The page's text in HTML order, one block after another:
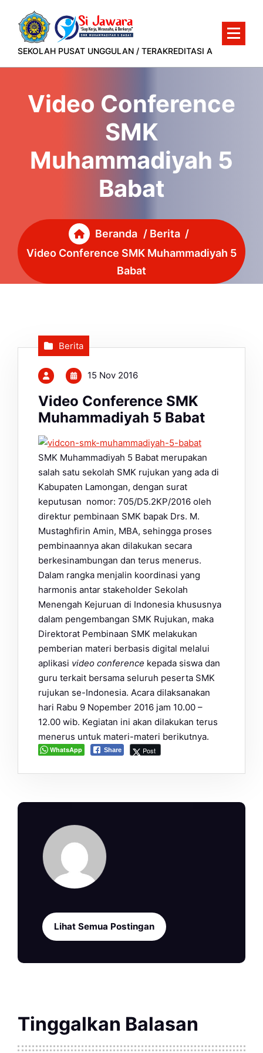
konten
SEKOLAH PUSAT UNGGULAN / TERAKREDITASI A
Video Conference
SMK
Muhammadiyah 5
Babat
Beranda / Berita/
Video Conference SMK Muhammadiyah 5
Babat
Berita
15 Nov 2016
Video Conference SMK
Muhammadiyah 5 Babat
SMK Muhammadiyah 5 Babat merupakan
salah satu sekolah SMK rujukan yang ada di
Kabupaten Lamongan, dengan surat
keputusan nomor: 705/D5.2KP/2016 oleh
direktur pembinaan SMK bapak Drs. M.
Mustaghfirin Amin, MBA, sehingga proses
pembinaannya akan dilakukan secara
berkesinambungan dan terus menerus.
Dalam rangka menjalin koordinasi yang
harmonis antar stakeholder Sekolah
Menengah Kejuruan di Indonesia khususnya
dalam pengembangan SMK Rujukan, maka
Direktorat Pembinaan SMK melakukan
pemberian materi berbasis digital melalui
aplikasi video conference kepada siswa dan
guru terkait bersama seluruh peserta SMK
rujukan se-Indonesia. Acara dilaksanakan
hari Rabu 9 Nopember 2016 jam 10.00 –
12.00 wib. Kegiatan ini akan dilakukan terus
menerus untuk materi-materi berikutnya.
WhatsApp Share Post
Lihat Semua Postingan
Tinggalkan Balasan